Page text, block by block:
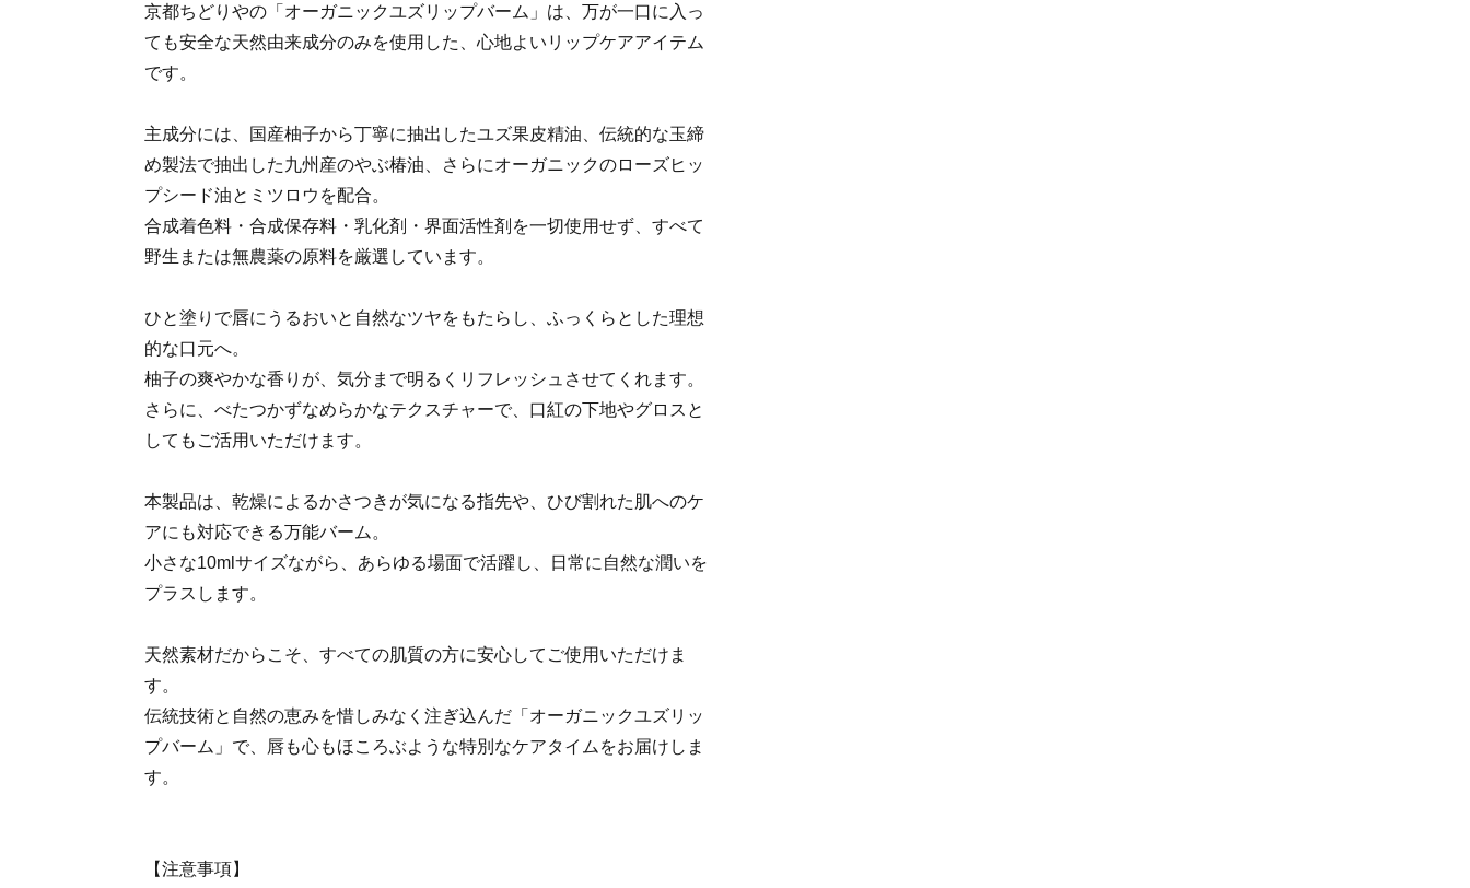
京都ちどりやの「オーガニックユズリップバーム」は、万が一口に入っ
ても安全な天然由来成分のみを使用した、心地よいリップケアアイテム
です。
主成分には、国産柚子から丁寧に抽出したユズ果皮精油、伝統的な玉締
め製法で抽出した九州産のやぶ椿油、さらにオーガニックのローズヒッ
プシード油とミツロウを配合。
合成着色料・合成保存料・乳化剤・界面活性剤を一切使用せず、すべて
野生または無農薬の原料を厳選しています。
ひと塗りで唇にうるおいと自然なツヤをもたらし、ふっくらとした理想
的な口元へ。
柚子の爽やかな香りが、気分まで明るくリフレッシュさせてくれます。
さらに、べたつかずなめらかなテクスチャーで、口紅の下地やグロスと
してもご活用いただけます。
本製品は、乾燥によるかさつきが気になる指先や、ひび割れた肌へのケ
アにも対応できる万能バーム。
小さな10mlサイズながら、あらゆる場面で活躍し、日常に自然な潤いを
プラスします。
天然素材だからこそ、すべての肌質の方に安心してご使用いただけま
す。
伝統技術と自然の恵みを惜しみなく注ぎ込んだ「オーガニックユズリッ
プバーム」で、唇も心もほころぶような特別なケアタイムをお届けしま
す。
【注意事項】